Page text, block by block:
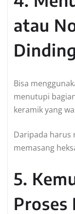
atau
Dinding
Bisa
menutupi
keramik yang
Daripada harus
memasang
5.
Proses